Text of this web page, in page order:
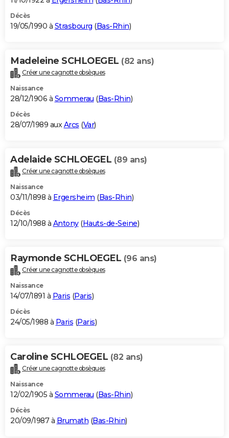
Décès
19/05/1990 à Strasbourg (Bas-Rhin)
Madeleine SCHLOEGEL (82 ans)
Créer une cagnotte obsèques
Naissance
28/12/1906 à Sommerau (Bas-Rhin)
Décès
28/07/1989 auxArcs (Var)
Adelaide SCHLOEGEL (89 ans)
Créer une cagnotte obsèques
Naissance
03/11/1898 à Ergersheim (Bas-Rhin)
Décès
12/10/1988 à Antony(Hauts-de-Seine)
Raymonde SCHLOEGEL (96 ans)
Créer une cagnotte obsèques
Naissance
14/07/1891 à Paris (Paris)
Décès
24/05/1988 à Paris (Paris)
Caroline SCHLOEGEL (82 ans)
Créer une cagnotte obsèques
Naissance
12/02/1905 à Sommerau (Bas-Rhin)
Décès
20/09/1987 à Brumath (Bas-Rhin)